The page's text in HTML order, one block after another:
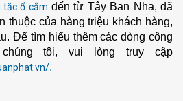
tắc ổ cắm đến từ Tây Ban Nha, đã
thuộc của hàng triệu khách hàng,
Để tìm hiểu thêm các dòng công
tôi, vui lòng truy cập
.